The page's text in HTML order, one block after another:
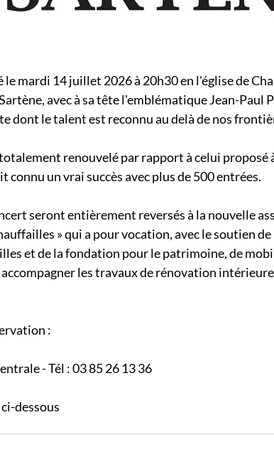
le mardi 14 juillet 2026 à 20h30 en l'église de
avec à sa tête l'emblématique Jean-Paul
dont le talent est reconnu au delà de nos
renouvelé par rapport à celui proposé
connu un vrai succès avec plus de 500 entrées.
seront entièrement reversés à la nouvelle
» qui a pour vocation, avec le soutien de
et de la fondation pour le patrimoine, de
les travaux de rénovation
:
- Tél : 03 85 26 13 36
dessous